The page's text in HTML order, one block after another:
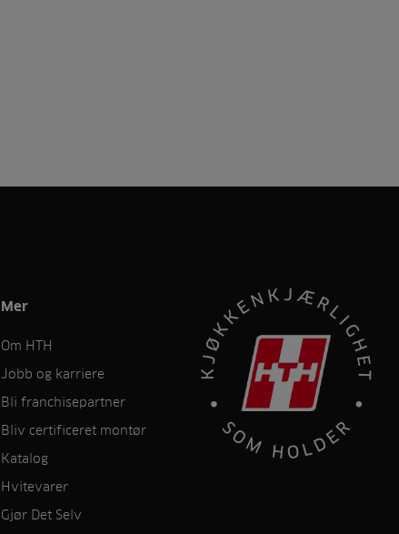
Mer
Om HTH
Jobb og karriere
Bli franchisepartner
Bliv certificeret montør
Katalog
Hvitevarer
Gjør Det Selv